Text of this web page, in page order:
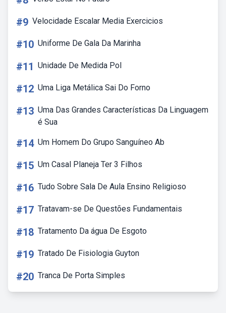
#9 Velocidade Escalar Media Exercicios
#10 Uniforme De Gala Da Marinha
#11 Unidade De Medida Pol
#12 Uma Liga Metálica Sai Do Forno
#13 Uma Das Grandes Características Da Linguagem
é Sua
#14 Um Homem Do Grupo Sanguíneo Ab
#15 Um Casal Planeja Ter 3 Filhos
#16 Tudo Sobre Sala De Aula Ensino Religioso
#17 Tratavam-se De Questões Fundamentais
#18 Tratamento Da água De Esgoto
#19 Tratado De Fisiologia Guyton
#20 Tranca De Porta Simples